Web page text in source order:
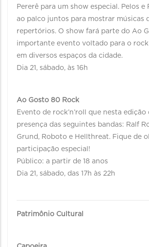
Pererê para um show especial. Pelos e
ao palco juntos para mostrar músicas
repertórios. O show fará parte do Ao
importante evento voltado para o
em diversos espaços da cidade.
Dia 21, sábado, às 16h
Ao Gosto 80 Rock
Evento de rock’n’roll que nesta
presença das seguintes bandas: Ralf
Grund, Roboto e Hellthreat. Fique de
participação especial!
Público: a partir de 18 anos
Dia 21, sábado, das 17h às 22h
Patrimônio Cultural